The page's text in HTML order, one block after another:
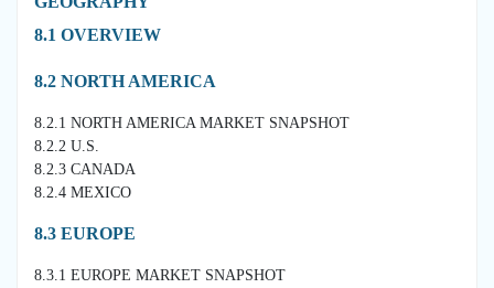
8.1 OVERVIEW
8.2 NORTH AMERICA
8.2.1 NORTH AMERICA MARKET SNAPSHOT
8.2.2 U.S.
8.2.3 CANADA
8.2.4 MEXICO
8.3 EUROPE
8.3.1 EUROPE MARKET SNAPSHOT